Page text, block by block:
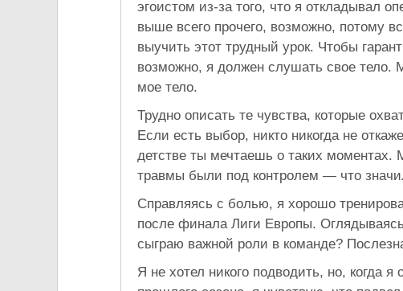
эгоистом из-за того, что я откладывал
выше всего прочего, возможно, потому
выучить этот трудный урок. Чтобы
возможно, я должен слушать свое тело.
мое тело.
Трудно описать те чувства, которые
Если есть выбор, никто никогда не
детстве ты мечтаешь о таких моментах.
травмы были под контролем — что
Справляясь с болью, я хорошо
после финала Лиги Европы.
сыграю важной роли в команде?
Я не хотел никого подводить, но, когда